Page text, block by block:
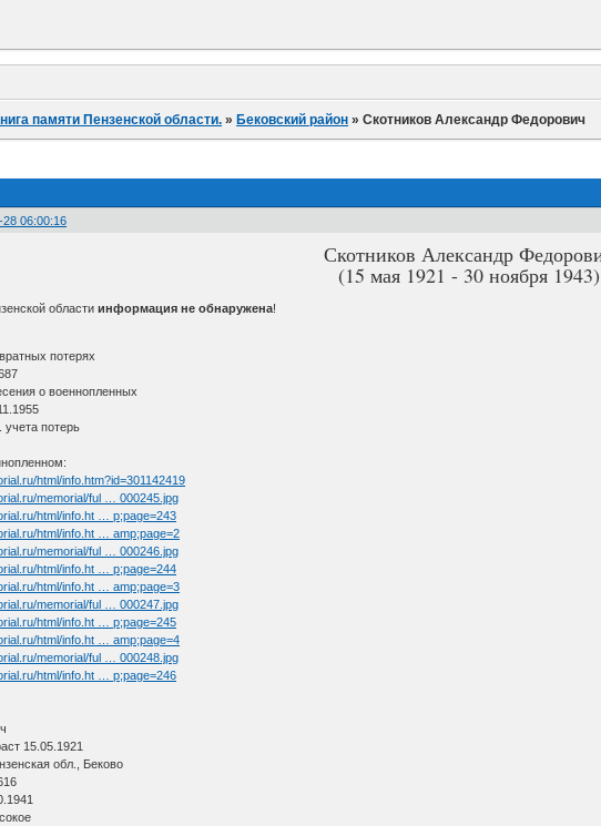
памяти Пензенской области. » Бековский район »Скотников Александр Федорович
28 06:00:16
Скотников Александр
(15 мая 1921 - 30 ноября 1943)
областиинформация не обнаружена!
потерях
о военнопленных
учета потерь
html/info.htm?id=301142419
memorial/ful … 000245.jpg
html/info.ht … p;page=243
html/info.ht … amp;page=2
memorial/ful … 000246.jpg
html/info.ht … p;page=244
html/info.ht … amp;page=3
memorial/ful … 000247.jpg
html/info.ht … p;page=245
html/info.ht … amp;page=4
memorial/ful … 000248.jpg
html/info.ht … p;page=246
15.05.1921
обл., Беково